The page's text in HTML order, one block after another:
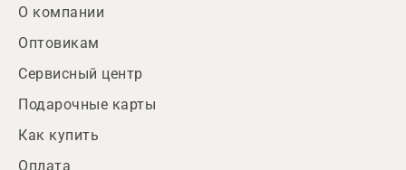
О компании
Оптовикам
Сервисный центр
Подарочные карты
Как купить
Оплата